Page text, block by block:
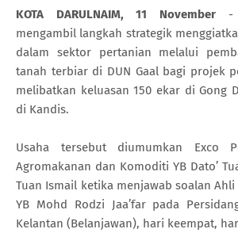
KOTA DARULNAIM, 11 November -
mengambil langkah strategik
dalam sektor pertanian melalui
tanah terbiar di DUN Gaal bagi projek
melibatkan keluasan 150 ekar di Gong
di Kandis.
Usaha tersebut diumumkan Exco
Agromakanan dan Komoditi YB Dato’
Tuan Ismail ketika menjawab soalan Ahli
YB Mohd Rodzi Jaa’far pada
Kelantan (Belanjawan), hari keempat,